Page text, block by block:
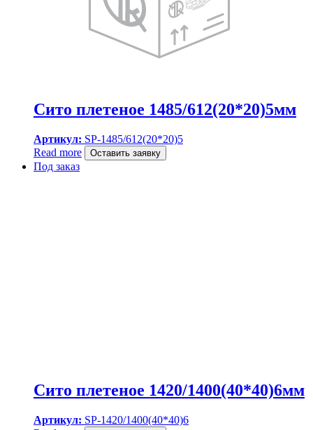
Сито плетеное 1485/612(20*20)5мм
Артикул: SP-1485/612(20*20)5
Read more
Оставить заявку
Под заказ
Сито плетеное 1420/1400(40*40)6мм
Артикул: SP-1420/1400(40*40)6